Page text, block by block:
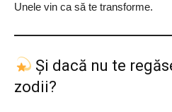
Unele vin ca să te transforme.
Și dacă nu te
zodii?